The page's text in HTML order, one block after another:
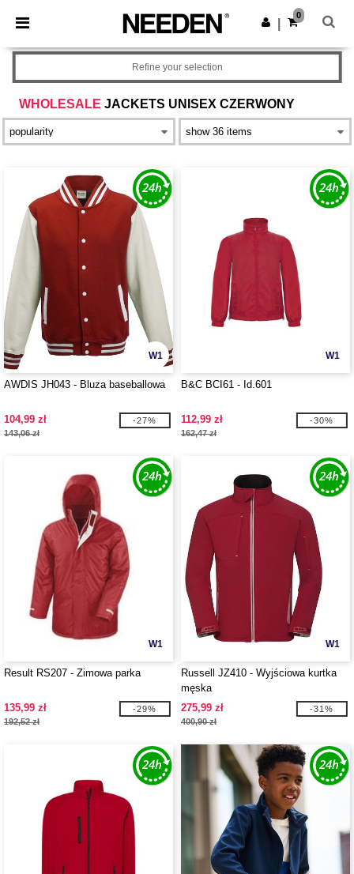
× Aplikacja Needen
Lepsze ceny w aplikacji!
Pobierz app
0
WHOLESALE JACKETS UNISEX CZERWONY
Refine your selection
W1
AWDIS JH043 - Bluza baseballowa
104,99 zł
143,06 zł
-27%
W1
B&C BCI61 - Id.601
112,99 zł
162,47 zł
-30%
W1
Result RS207 - Zimowa parka
135,99 zł
192,52 zł
-29%
W1
Russell JZ410 - Wyjściowa kurtka
męska
275,99 zł
400,90 zł
-31%